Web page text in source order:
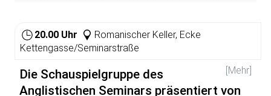
20.00 Uhr
Romanischer Keller, Ecke
Kettengasse/Seminarstraße
[Mehr]
Die Schauspielgruppe des
Anglistischen Seminars präsentiert von